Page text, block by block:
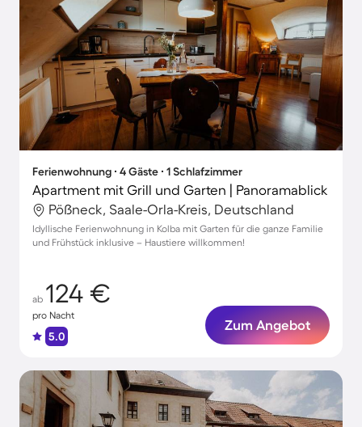
Ferienwohnung ∙ 4 Gäste ∙ 1 Schlafzimmer
Apartment mit Grill und Garten | Panoramablick
Pößneck, Saale-Orla-Kreis, Deutschland
Idyllische Ferienwohnung in Kolba mit Garten für die ganze Familie
und Frühstück inklusive – Haustiere willkommen!
ab 124 €
pro Nacht
5.0
Zum Angebot